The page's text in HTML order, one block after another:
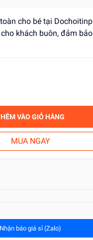
cho bé tại
khách buôn, đảm
VÀO GIỎ HÀNG
MUA NGAY
Nhận báo giá sỉ (Zalo)